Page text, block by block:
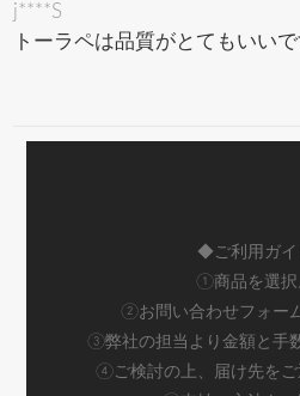
j****S
トーラペは品質がとてもいい
◆ご利用ガイ
①商品を選択
②お問い合わせフォー
③弊社の担当より金額と手
④ご検討の上、届け先をご